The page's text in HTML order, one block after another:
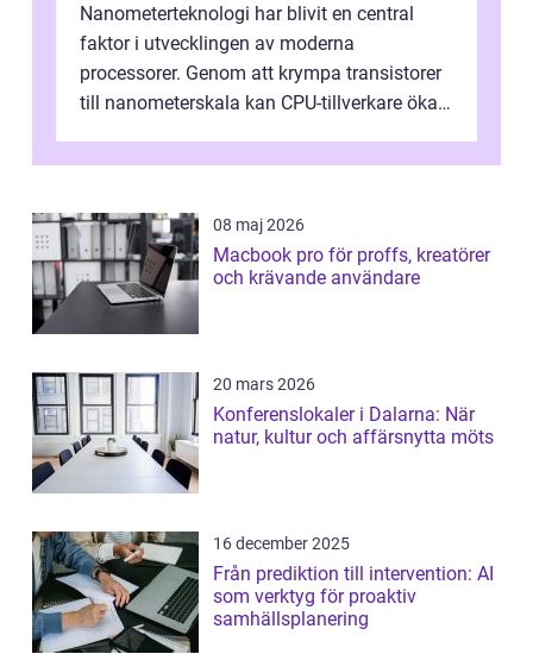
Nanometerteknologi har blivit en central
faktor i utvecklingen av moderna
processorer. Genom att krympa transistorer
till nanometerskala kan CPU-tillverkare öka
08 maj 2026
Macbook pro för proffs, kreatörer
och krävande användare
20 mars 2026
Konferenslokaler i Dalarna: När
natur, kultur och affärsnytta möts
16 december 2025
Från prediktion till intervention: AI
som verktyg för proaktiv
samhällsplanering